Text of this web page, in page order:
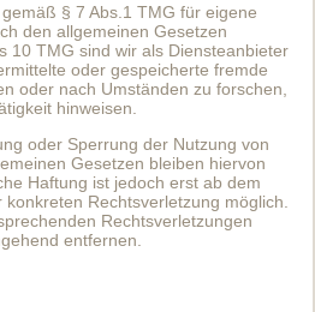
§ 7 Abs.1 TMG für eigene
den allgemeinen Gesetzen
10 TMG sind wir als Diensteanbieter
oder gespeicherte fremde
oder nach Umständen zu forschen,
hinweisen.
oder Sperrung der Nutzung von
Gesetzen bleiben hiervon
Haftung ist jedoch erst ab dem
Rechtsverletzung möglich.
Rechtsverletzungen
entfernen.